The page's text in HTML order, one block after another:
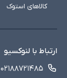
کالاهای استوک
ارتباط با لنوکسیو
۰۲۱۸۸۷۲۱۴۸۵